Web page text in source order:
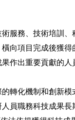
務、技術培訓、
向項目完成後獲
作出重要貢獻的人
化機制和創新模
員職務科技成果